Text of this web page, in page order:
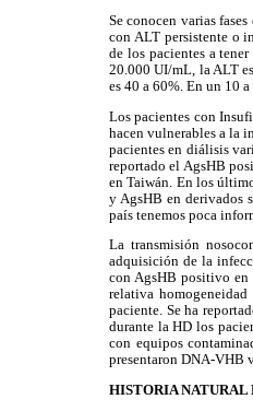
Se conocen varias
con ALT persistente o
de los pacientes a
20.000 UI/mL, la ALT
es 40 a 60%. En un 10
Los pacientes con
hacen vulnerables a la
pacientes en diálisis
reportado el AgsHB
en Taiwán. En los
y AgsHB en derivados
país tenemos poca
La transmisión
adquisición de la
con AgsHB positivo en
relativa
paciente. Se ha
durante la HD los
con equipos
presentaron DNA-VHB
HISTORIA NATURAL